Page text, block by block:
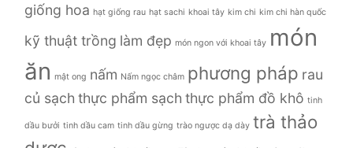
giống hoa hạt giống rau hạt sachi khoai tây kim chi kim chi hàn quốc
kỹ thuật trồng làm đẹp món ngon với khoai tây món
ăn mật ong nấm Nấm ngọc châm phương pháp rau
củ sạch thực phẩm sạch thực phẩm đồ khô tinh
dầu bưởi tinh dầu cam tinh dầu gừng trào ngược dạ dày trà thảo